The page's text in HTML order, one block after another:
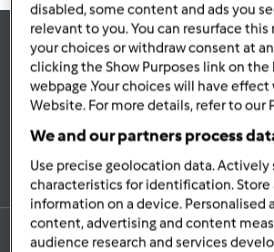
Bądźna
Zapisz się do naszego
disabled, some content and ads you
relevant to you. You can resurface
your choices or withdraw consent at
clicking the Show Purposes link on
webpage .Your choices will have
Website. For more details, refer to our
We and our partners process
Use precise geolocation data. Actively
characteristics for identification. Store
information on a device. Personalised
content, advertising and content
audience research and services